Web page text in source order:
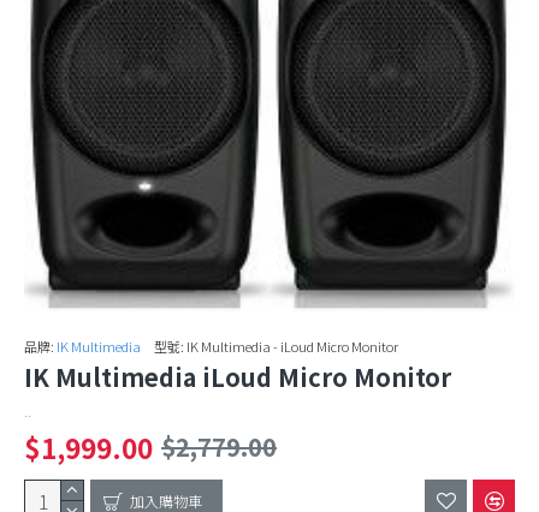
品牌: IK Multimedia 型號: IK Multimedia - iLoud Micro Monitor
IK Multimedia iLoud Micro Monitor
..
$1,999.00 $2,779.00
加入購物車